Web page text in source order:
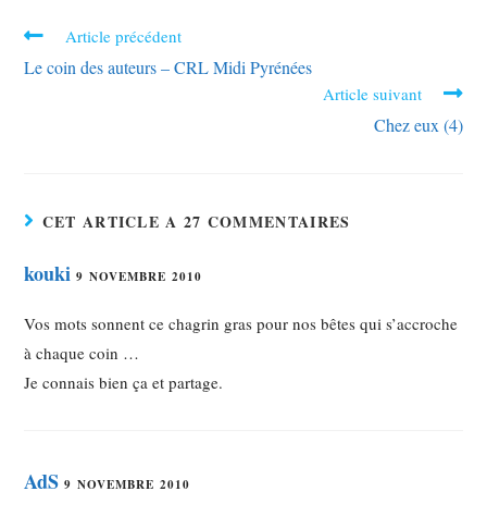
Article précédent
Le coin des auteurs – CRL Midi Pyrénées
Article suivant
Chez eux (4)
CET ARTICLE A 27 COMMENTAIRES
kouki 9 NOVEMBRE 2010
Vos mots sonnent ce chagrin gras pour nos bêtes qui s’accroche
à chaque coin …
Je connais bien ça et partage.
AdS 9 NOVEMBRE 2010